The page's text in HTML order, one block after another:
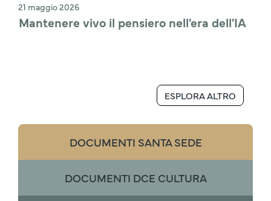
21 maggio 2026
Mantenere vivo il pensiero nell'era dell'IA
ESPLORA ALTRO
DOCUMENTI SANTA SEDE
DOCUMENTI DCE CULTURA